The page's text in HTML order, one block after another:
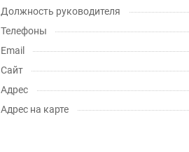
Должность руководителя
Телефоны
Email
Сайт
Адрес
Адрес на карте